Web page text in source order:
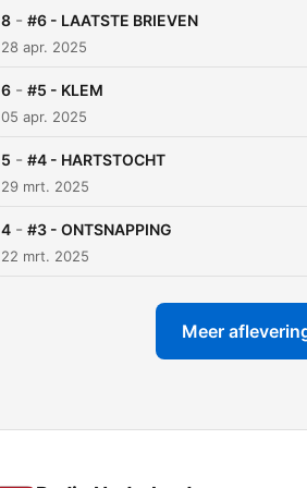
8 - #6 - LAATSTE BRIEVEN
28 apr. 2025
6 - #5 - KLEM
05 apr. 2025
5 - #4 - HARTSTOCHT
29 mrt. 2025
4 - #3 - ONTSNAPPING
22 mrt. 2025
Meer